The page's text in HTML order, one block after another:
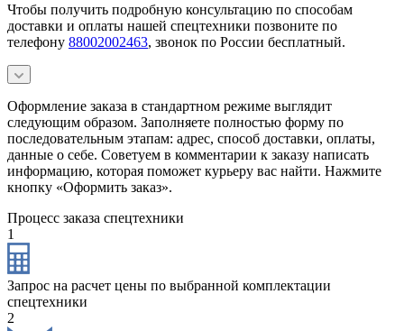
Чтобы получить подробную консультацию по способам
доставки и оплаты нашей спецтехники позвоните по
телефону 88002002463, звонок по России бесплатный.
Оформление заказа в стандартном режиме выглядит
следующим образом. Заполняете полностью форму по
последовательным этапам: адрес, способ доставки, оплаты,
данные о себе. Советуем в комментарии к заказу написать
информацию, которая поможет курьеру вас найти. Нажмите
кнопку «Оформить заказ».
Процесс заказа спецтехники
1
Запрос на расчет цены по выбранной комплектации
спецтехники
2